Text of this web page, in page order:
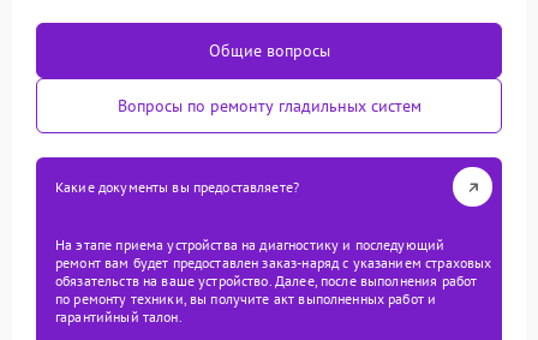
Общие вопросы
Вопросы по ремонту гладильных систем
Какие документы вы предоставляете?
На этапе приема устройства на диагностику и последующий
ремонт вам будет предоставлен заказ-наряд с указанием страховых
обязательств на ваше устройство. Далее, после выполнения работ
по ремонту техники, вы получите акт выполненных работ и
гарантийный талон.